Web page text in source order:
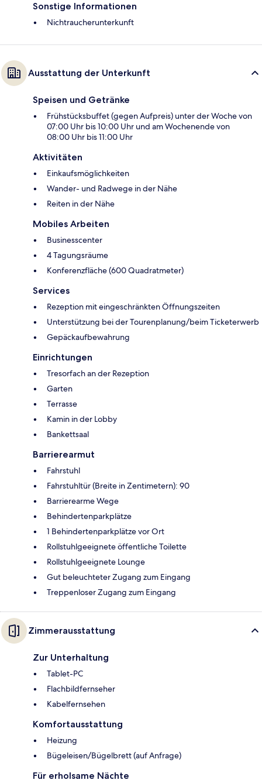
Sonstige Informationen
Nichtraucherunterkunft
Ausstattung der Unterkunft
Speisen und Getränke
Frühstücksbuffet (gegen Aufpreis) unter der Woche von
07:00 Uhr bis 10:00 Uhr und am Wochenende von
08:00 Uhr bis 11:00 Uhr
Aktivitäten
Einkaufsmöglichkeiten
Wander- und Radwege in der Nähe
Reiten in der Nähe
Mobiles Arbeiten
Businesscenter
4 Tagungsräume
Konferenzfläche (600 Quadratmeter)
Services
Rezeption mit eingeschränkten Öffnungszeiten
Unterstützung bei der Tourenplanung/beim Ticketerwerb
Gepäckaufbewahrung
Einrichtungen
Tresorfach an der Rezeption
Garten
Terrasse
Kamin in der Lobby
Bankettsaal
Barrierearmut
Fahrstuhl
Fahrstuhltür (Breite in Zentimetern): 90
Barrierearme Wege
Behindertenparkplätze
1 Behindertenparkplätze vor Ort
Rollstuhlgeeignete öffentliche Toilette
Rollstuhlgeeignete Lounge
Gut beleuchteter Zugang zum Eingang
Treppenloser Zugang zum Eingang
Zimmerausstattung
Zur Unterhaltung
Tablet-PC
Flachbildfernseher
Kabelfernsehen
Komfortausstattung
Heizung
Bügeleisen/Bügelbrett (auf Anfrage)
Für erholsame Nächte